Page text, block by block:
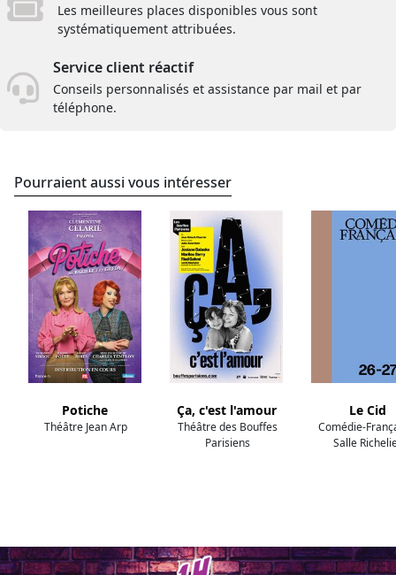
Les meilleures places disponibles vous sont
systématiquement attribuées.
Service client réactif
Conseils personnalisés et assistance par mail et par
téléphone.
Pourraient aussi vous intéresser
Potiche
Théâtre Jean Arp
Ça, c'est l'amour
Théâtre des Bouffes
Parisiens
Le Cid
Comédie-
Salle